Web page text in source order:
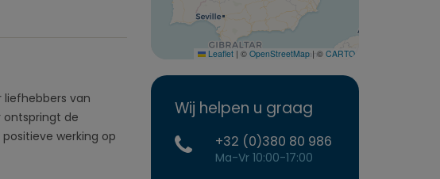
liefhebbers van
ontspringt de
werking op
Leaflet | © OpenStreetMap | © CARTO
Wij helpen u graag
+32 (0)380 80 986
Ma-Vr 10:00-17:00